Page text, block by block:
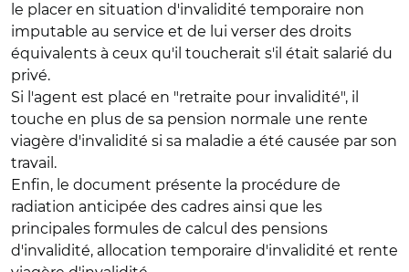
le placer en situation d'invalidité temporaire non
imputable au service et de lui verser des droits
équivalents à ceux qu'il toucherait s'il était salarié du
privé.
Si l'agent est placé en "retraite pour invalidité", il
touche en plus de sa pension normale une rente
viagère d'invalidité si sa maladie a été causée par son
travail.
Enfin, le document présente la procédure de
radiation anticipée des cadres ainsi que les
principales formules de calcul des pensions
d'invalidité, allocation temporaire d'invalidité et rente